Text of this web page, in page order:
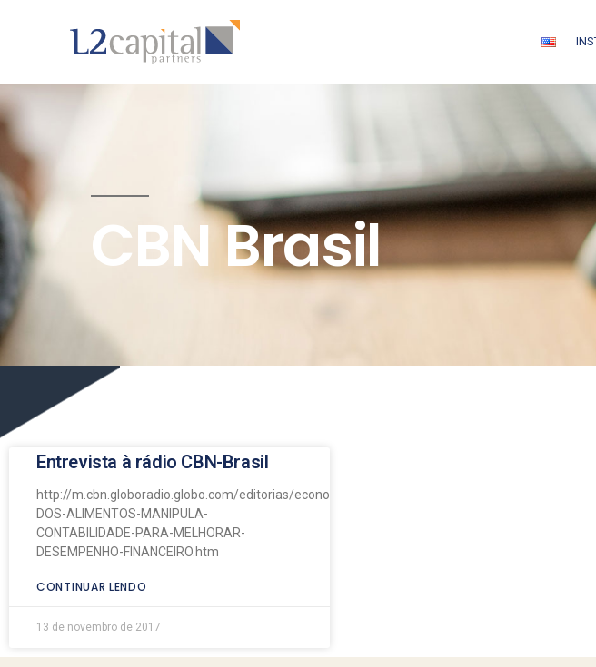
CBN Brasil
Entrevista à rádio CBN-Brasil
http://m.cbn.globoradio.globo.com/editorias/economia/2017/11/13/GIGANTE-
DOS-ALIMENTOS-MANIPULA-
CONTABILIDADE-PARA-MELHORAR-
DESEMPENHO-FINANCEIRO.htm
CONTINUAR LENDO
13 de novembro de 2017